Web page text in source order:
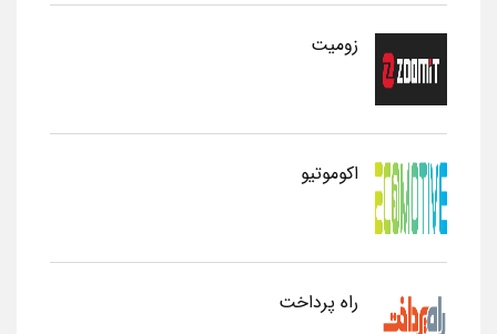
زومیت
اکوموتیو
راه پرداخت